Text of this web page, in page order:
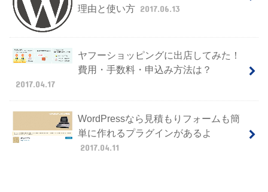
理由と使い方 2017.06.13
ヤフーショッピングに出店してみた！
費用・手数料・申込み方法は？
2017.04.17
WordPressなら見積もりフォームも簡
単に作れるプラグインがあるよ
2017.04.11